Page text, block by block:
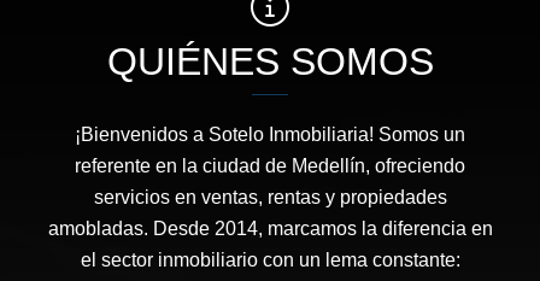
QUIÉNES SOMOS
¡Bienvenidos a Sotelo Inmobiliaria! Somos un
referente en la ciudad de Medellín, ofreciendo
servicios en ventas, rentas y propiedades
amobladas. Desde 2014, marcamos la diferencia en
el sector inmobiliario con un lema constante: